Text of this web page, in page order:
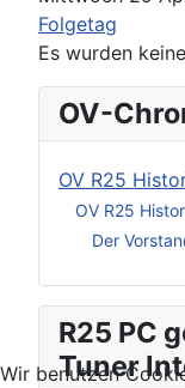
OV-
OV R25
OV R25
Der
R25 PC
Tuner
Folgetag
Es wurden
Wir benutzen